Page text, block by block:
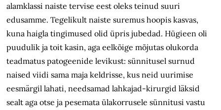
alamklassi naiste tervise eest oleks teinud suuri
edusamme. Tegelikult naiste suremus hoopis kasvas,
kuna haigla tingimused olid üpris jubedad. Hügieen oli
puudulik ja toit kasin, aga eelkõige mõjutas olukorda
teadmatus patogeenide levikust: sünnitusel surnud
naised viidi sama maja keldrisse, kus neid uurimise
eesmärgil lahati, needsamad lahkajad-kirurgid läksid
sealt aga otse ja pesemata ülakorrusele sünnitusi vastu